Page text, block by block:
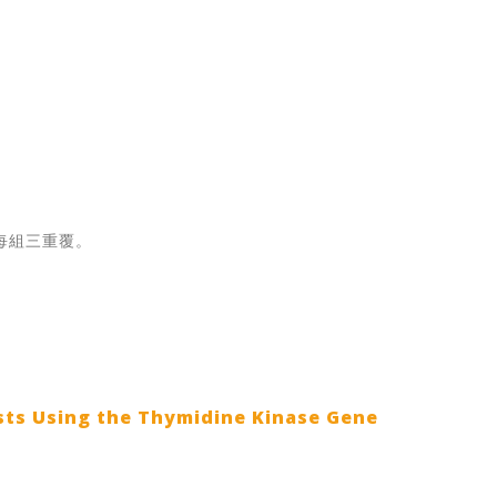
三重覆。
Using the Thymidine Kinase Gene